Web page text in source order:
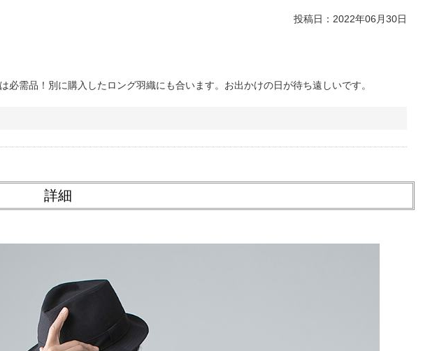
投稿日： 2022年06月30日
需品！別に購入したロング羽織にも合います。お出かけの日が待ち遠しいです。
詳細